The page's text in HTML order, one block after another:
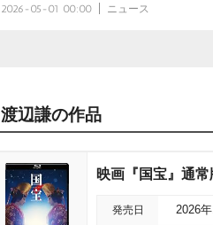
2026-05-01 00:00 ニュース
渡辺謙の作品
映画『国宝』通
発売日 2026